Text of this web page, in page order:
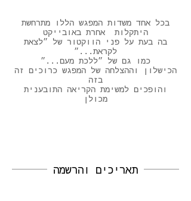
בכל אחד משדות המפגש הללו מתרחשת
היתקלות אחרת באובייקט
בה בעת על פני הווקטור של ״לצאת
לקראת...״
כמו גם של ״ללכת מעם...״
הכישלון וההצלחה של המפגש כרוכים זה
בזה
והופכים למשימת הקריאה התובענית
מכולן
תאריכים והרשמה